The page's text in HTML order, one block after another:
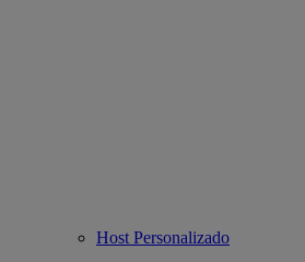
Host Personalizado